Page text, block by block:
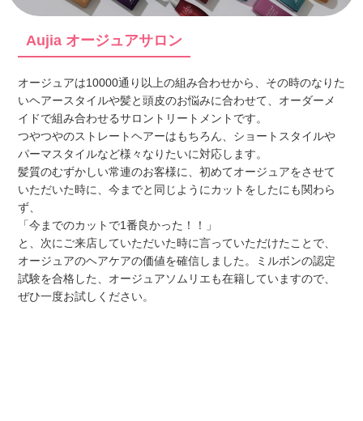
Aujia オージュアサロン
オージュアは10000通り以上の組み合わせから、その時のなりた
いヘアースタイルや髪と頭皮のお悩みに合わせて、オーダーメ
イドで組み合わせるサロントリートメントです。
つやつやのストレートヘアーはもちろん、ショートスタイルや
パーマスタイルなど様々なりたいに対応します。
髪質のむずかしい常連のお客様に、初めてオージュアをさせて
いただいた時に、今までと同じようにカットをしたにも関わら
ず、
「今までのカットで1番良かった！！」
と、次にご来店していただいた時に言っていただけたことで、
オージュアのヘアケアの価値を確信しました。ミルボンの認定
試験を合格した、オージュアソムリエも在籍していますので、
ぜひ一度お試しください。